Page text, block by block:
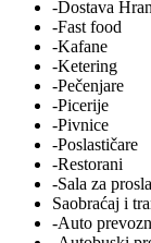
-Dostava
-Fast food
-Kafane
-Ketering
-Pečenjare
-Picerije
-Pivnice
-Poslastičare
-Restorani
-Sala za
Saobraćaj i
-Auto